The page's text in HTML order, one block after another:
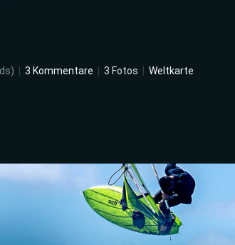
3 Kommentare 3 Fotos Weltkarte